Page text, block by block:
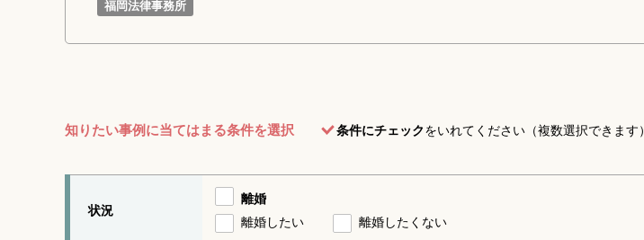
福岡法律事務所
知りたい事例に当てはまる条件を選択 条件にチェックをいれてください（複数選択できます）
状況
離婚
離婚したい
離婚したくない